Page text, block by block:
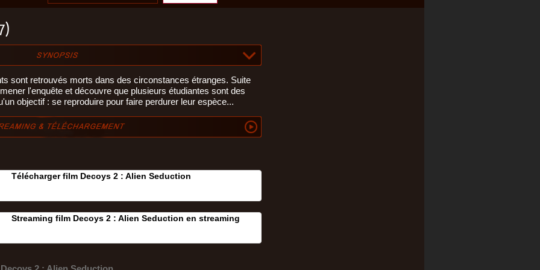
sont retrouvés morts dans des circonstances étranges. Suite
l'enquête et découvre que plusieurs étudiantes sont des
objectif : se reproduire pour faire perdurer leur espèce...
Télécharger film Decoys 2 : Alien Seduction
Streaming film Decoys 2 : Alien Seduction en streaming